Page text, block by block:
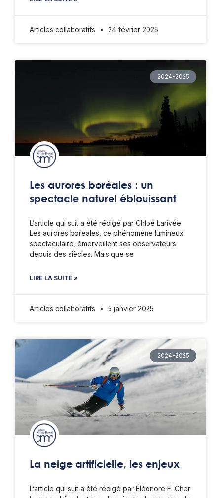
Articles collaboratifs 24 février 2025
2024-2025
Les aurores boréales : un
spectacle naturel éblouissant
L’article qui suit a été rédigé par Chloé Larivée
Les aurores boréales, ce phénomène lumineux
spectaculaire, émerveillent ses observateurs
depuis des siècles. Mais que se
LIRE LA SUITE »
Articles collaboratifs 5 janvier 2025
2024-2025
La neige artificielle, les enjeux
L’article qui suit a été rédigé par Éléonore F. Cher